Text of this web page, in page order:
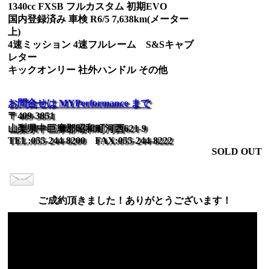
1340cc FXSB フルカスタム 初期EVO
国内登録済み 車検 R6/5 7,638km(メーター
上)
4速ミッション 4速フルレーム S&Sキャブ
レター
キックオンリー 社外ハンドル その他
お問合せは MYPerformance まで
〒409-3851
山梨県中巨摩郡昭和町河西621-9
TEL:055-244-8200 FAX:055-244-8222
SOLD OUT
ご成約頂きました！ありがとうございます！